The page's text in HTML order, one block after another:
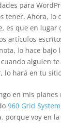
para
tener. Ahora, lo
es que en lugar
artículos
lo hace bajo
cuando alguiente
lo hará en tu
en mis
960 Grid System
porque voy en